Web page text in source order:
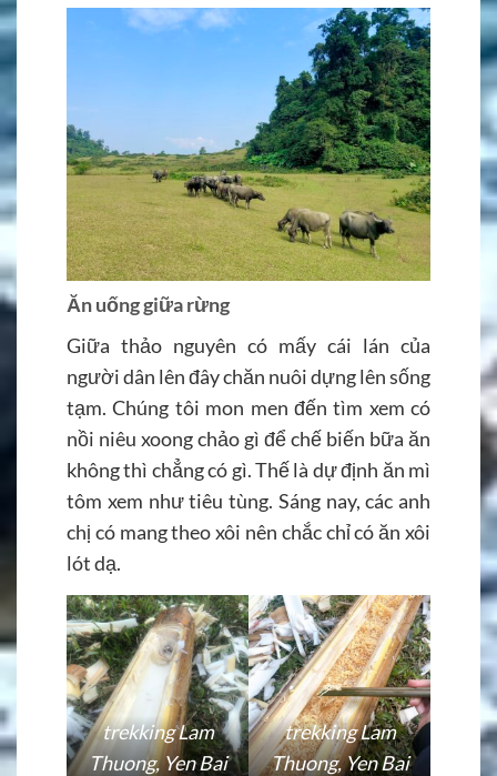
Ăn uống giữa rừng
Giữa thảo nguyên có mấy cái lán của
người dân lên đây chăn nuôi dựng lên sống
tạm. Chúng tôi mon men đến tìm xem có
nồi niêu xoong chảo gì để chế biến bữa ăn
không thì chẳng có gì. Thế là dự định ăn mì
tôm xem như tiêu tùng. Sáng nay, các anh
chị có mang theo xôi nên chắc chỉ có ăn xôi
lót dạ.
trekking Lam
Thuong, Yen Bai
trekking Lam
Thuong, Yen Bai